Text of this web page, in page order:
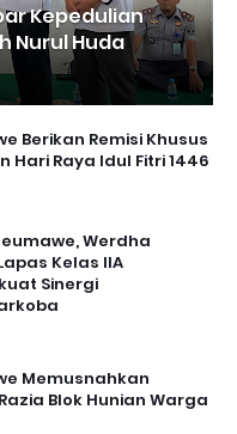
Kepedulian
Nurul Huda
Berikan Remisi Khusus
Hari Raya Idul Fitri 1446
Werdha
Kelas IIA
Sinergi
Memusnahkan
Blok Hunian Warga